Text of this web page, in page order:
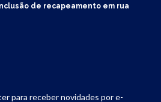
de recapeamento em rua
para receber novidades por e-